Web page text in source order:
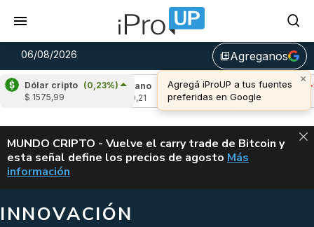
06/08/2026 library_addAgreganos
×
Agregá iProUP a tus fuentes
preferidas en Google
Dólar cripto (0,23%)
$ 1575,99
Cardano
(7,38%)
Avalanche (-
u$s 6,46
ALERTA
MUNDO CRIPTO - Vuelve el carry trade de Bitcoin y
esta señal define los precios de agosto VUELVE EL
Más
información
INNOVACIÓN